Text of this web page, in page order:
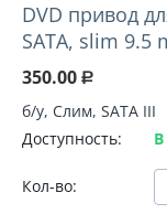
DVD привод
SATA, slim 9.5
350.00 Р
б/у, Слим, SATA III
Доступность:
Кол-во: